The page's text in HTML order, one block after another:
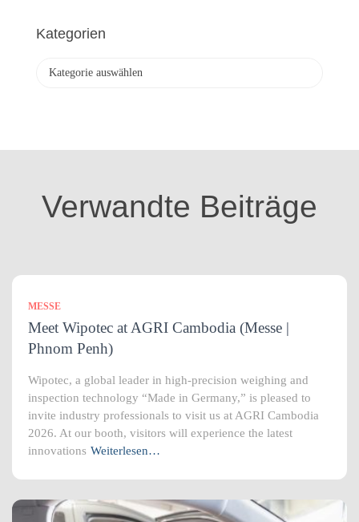
h
Kategorien
o
Verwandte Beiträge
MESSE
Meet Wipotec at AGRI Cambodia (Messe |
Phnom Penh)
Wipotec, a global leader in high-precision weighing and
inspection technology “Made in Germany,” is pleased to
invite industry professionals to visit us at AGRI Cambodia
2026. At our booth, visitors will experience the latest
innovations Weiterlesen…